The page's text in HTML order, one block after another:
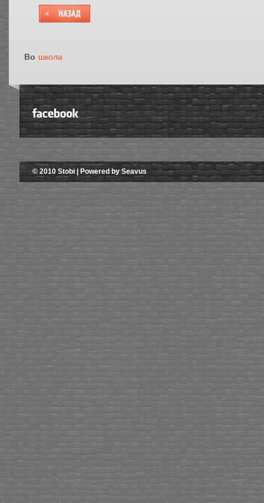
Во школа
© 2010 Stobi | Powered by Seavus